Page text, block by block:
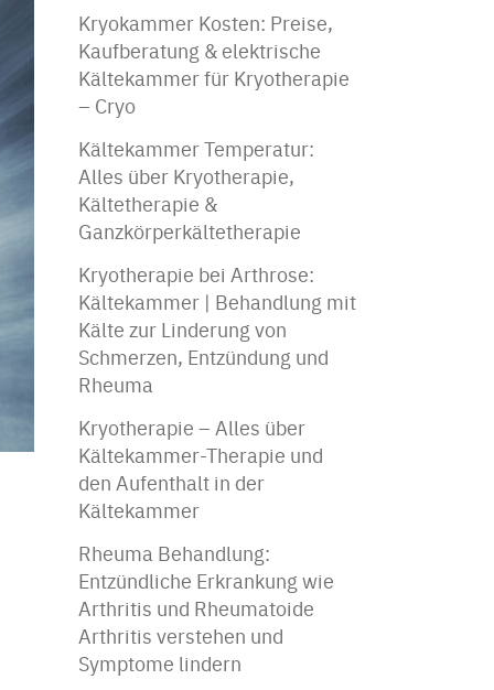
Kryokammer Kosten: Preise,
Kaufberatung & elektrische
Kältekammer für Kryotherapie
– Cryo
Kältekammer Temperatur:
Alles über Kryotherapie,
Kältetherapie &
Ganzkörperkältetherapie
Kryotherapie bei Arthrose:
Kältekammer | Behandlung mit
Kälte zur Linderung von
Schmerzen, Entzündung und
Rheuma
Kryotherapie – Alles über
Kältekammer-Therapie und
den Aufenthalt in der
Kältekammer
Rheuma Behandlung:
Entzündliche Erkrankung wie
Arthritis und Rheumatoide
Arthritis verstehen und
Symptome lindern